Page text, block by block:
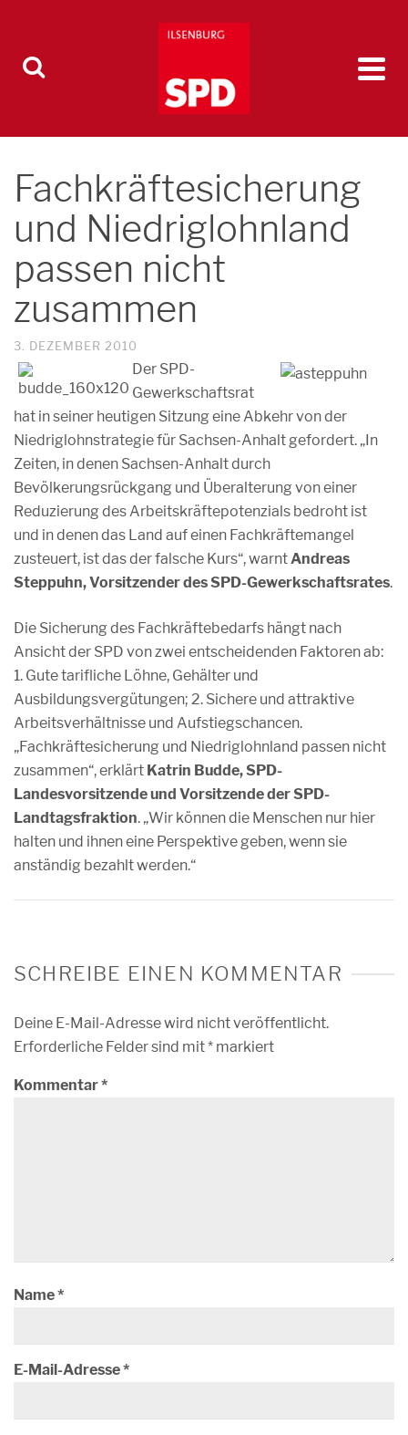
Fachkräftesicherung
und Niedriglohnland
passen nicht
zusammen
3. DEZEMBER 2010
Der SPD-
Gewerkschaftsrat
hat in seiner heutigen Sitzung eine Abkehr von der
Niedriglohnstrategie für Sachsen-Anhalt gefordert. „In
Zeiten, in denen Sachsen-Anhalt durch
Bevölkerungsrückgang und Überalterung von einer
Reduzierung des Arbeitskräftepotenzials bedroht ist
und in denen das Land auf einen Fachkräftemangel
zusteuert, ist das der falsche Kurs“, warntAndreas
Steppuhn, Vorsitzender des SPD-Gewerkschaftsrates.
Die Sicherung des Fachkräftebedarfs hängt nach
Ansicht der SPD von zwei entscheidenden Faktoren ab:
1. Gute tarifliche Löhne, Gehälter und
Ausbildungsvergütungen; 2. Sichere und attraktive
Arbeitsverhältnisse und Aufstiegschancen.
„Fachkräftesicherung und Niedriglohnland passen nicht
zusammen“, erklärt Katrin Budde, SPD-
Landesvorsitzende und Vorsitzende der SPD-
Landtagsfraktion. „Wir können die Menschen nur hier
halten und ihnen eine Perspektive geben, wenn sie
anständig bezahlt werden.“
SCHREIBE EINEN KOMMENTAR
Deine E-Mail-Adresse wird nicht veröffentlicht.
Erforderliche Felder sind mit* markiert
Kommentar*
Name*
E-Mail-Adresse*